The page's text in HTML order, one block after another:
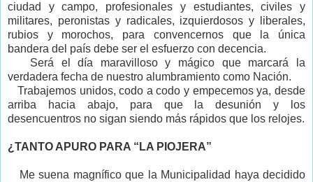
ciudad y campo, profesionales y estudiantes, civiles y
militares, peronistas y radicales, izquierdosos y liberales,
rubios y morochos, para convencernos que la única
bandera del país debe ser el esfuerzo con decencia.
Será el día maravilloso y mágico que marcará la
verdadera fecha de nuestro alumbramiento como Nación.
Trabajemos unidos, codo a codo y empecemos ya, desde
arriba hacia abajo, para que la desunión y los
desencuentros no sigan siendo más rápidos que los relojes.
¿TANTO APURO PARA “LA PIOJERA”
Me suena magnífico que la Municipalidad haya decidido